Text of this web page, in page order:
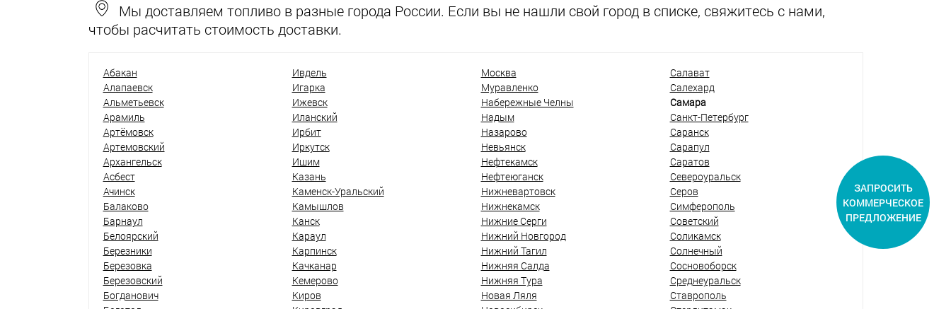
Мы доставляем топливо в разные города России. Если вы не нашли свой город в списке, свяжитесь с нами,
чтобы расчитать стоимость доставки.
Абакан
Алапаевск
Альметьевск
Арамиль
Артёмовск
Артемовский
Архангельск
Асбест
Ачинск
Балаково
Барнаул
Белоярский
Березники
Березовка
Березовский
Богданович
Ивдель
Игарка
Ижевск
Иланский
Ирбит
Иркутск
Ишим
Казань
Каменск-Уральский
Камышлов
Канск
Караул
Карпинск
Качканар
Кемерово
Киров
Москва
Муравленко
Набережные Челны
Надым
Назарово
Невьянск
Нефтекамск
Нефтеюганск
Нижневартовск
Нижнекамск
Нижние Серги
Нижний Новгород
Нижний Тагил
Нижняя Салда
Нижняя Тура
Новая Ляля
Салават
Салехард
Самара
Санкт-Петербург
Саранск
Сарапул
Саратов
Североуральск
Серов
Симферополь
Советский
Соликамск
Солнечный
Сосновоборск
Среднеуральск
Ставрополь
ЗАПРОСИТЬ
КОММЕРЧЕСКОЕ
ПРЕДЛОЖЕНИЕ